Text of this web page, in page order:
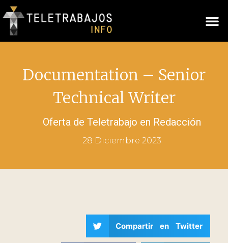
Documentation – Senior
Technical Writer
Oferta de Teletrabajo en Redacción
28 Diciembre 2023
Compartir en Twitter